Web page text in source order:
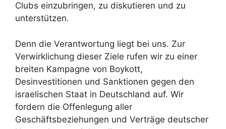
Clubs einzubringen, zu diskutieren und zu
unterstützen.
Denn die Verantwortung liegt bei uns. Zur
Verwirklichung dieser Ziele rufen wir zu einer
breiten Kampagne von Boykott,
Desinvestitionen und Sanktionen gegen den
israelischen Staat in Deutschland auf. Wir
fordern die Offenlegung aller
Geschäftsbeziehungen und Verträge deutscher